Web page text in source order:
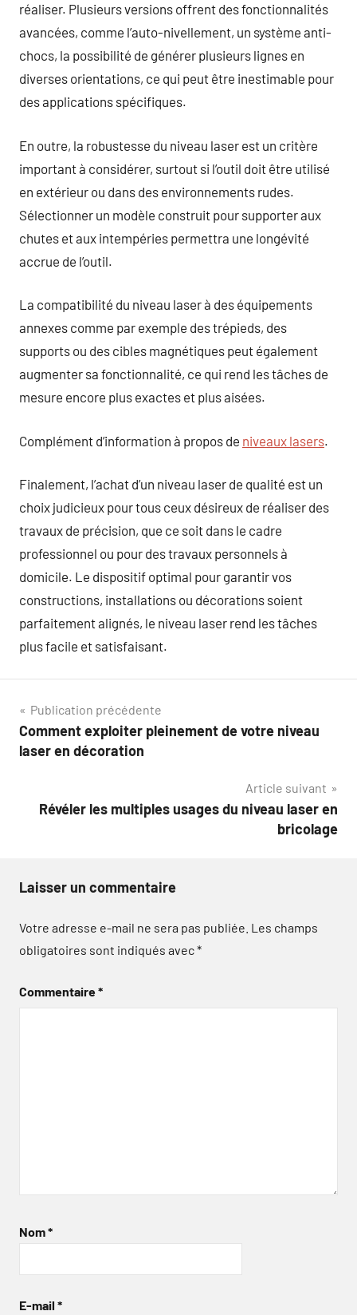
réaliser. Plusieurs versions offrent des fonctionnalités
avancées, comme l’auto-nivellement, un système anti-
chocs, la possibilité de générer plusieurs lignes en
diverses orientations, ce qui peut être inestimable pour
des applications spécifiques.
En outre, la robustesse du niveau laser est un critère
important à considérer, surtout si l’outil doit être utilisé
en extérieur ou dans des environnements rudes.
Sélectionner un modèle construit pour supporter aux
chutes et aux intempéries permettra une longévité
accrue de l’outil.
La compatibilité du niveau laser à des équipements
annexes comme par exemple des trépieds, des
supports ou des cibles magnétiques peut également
augmenter sa fonctionnalité, ce qui rend les tâches de
mesure encore plus exactes et plus aisées.
Complément d’information à propos de niveaux lasers.
Finalement, l’achat d’un niveau laser de qualité est un
choix judicieux pour tous ceux désireux de réaliser des
travaux de précision, que ce soit dans le cadre
professionnel ou pour des travaux personnels à
domicile. Le dispositif optimal pour garantir vos
constructions, installations ou décorations soient
parfaitement alignés, le niveau laser rend les tâches
plus facile et satisfaisant.
Navigation
de
Publication précédente
Comment exploiter pleinement de votre niveau
laser en décoration
Article suivant
Révéler les multiples usages du niveau laser en
bricolage
Laisser un commentaire
Votre adresse e-mail ne sera pas publiée. Les champs
obligatoires sont indiqués avec*
Commentaire*
Nom*
E-mail *